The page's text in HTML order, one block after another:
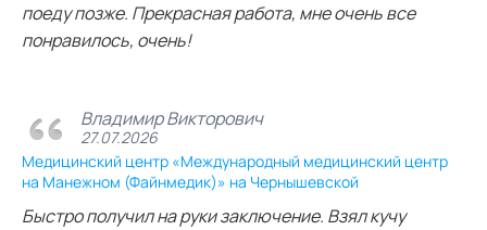
поеду позже. Прекрасная работа, мне очень все
понравилось, очень!
Владимир Викторович
27.07.2026
Медицинский центр «Международный медицинский центр
на Манежном (Файнмедик)» на Чернышевской
Быстро получил на руки заключение. Взял кучу